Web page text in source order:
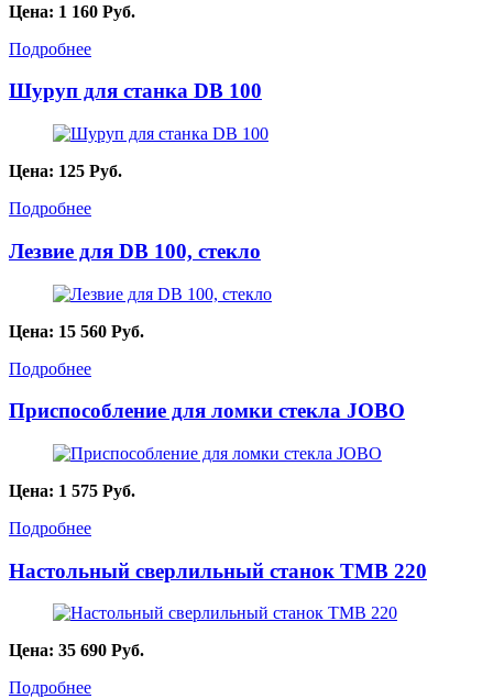
Цена: 1 160 Руб.
Подробнее
Шуруп для станка DB 100
Цена: 125 Руб.
Подробнее
Лезвие для DB 100, стекло
Цена: 15 560 Руб.
Подробнее
Приспособление для ломки стекла JOBO
Цена: 1 575 Руб.
Подробнее
Настольный сверлильный станок TMB 220
Цена: 35 690 Руб.
Подробнее